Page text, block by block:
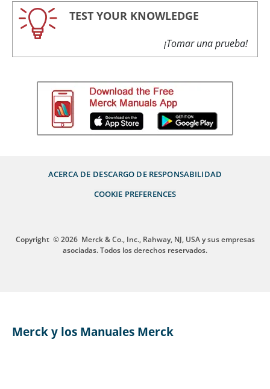
TEST YOUR KNOWLEDGE
¡Tomar una prueba!
ACERCA DE DESCARGO DE RESPONSABILIDAD
COOKIE PREFERENCES
Copyright © 2026 Merck & Co., Inc., Rahway, NJ, USA y sus empresas
asociadas. Todos los derechos reservados.
Merck y los Manuales Merck